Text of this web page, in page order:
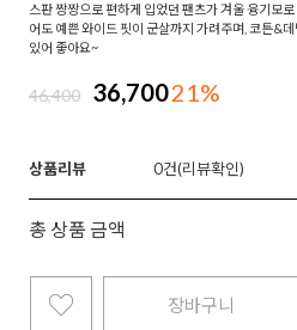
스판 짱짱으로 편하게 입었던 팬츠가 겨울 융기모
어도 예쁜 와이드 핏이 군살까지 가려주며, 코튼&
있어 좋아요~
46,400 36,70021%
상품리뷰 0
총 상품 금액
장바구니